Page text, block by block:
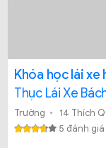
Khóa học lái xe
Thục Lái Xe
Trường
5 đánh giá